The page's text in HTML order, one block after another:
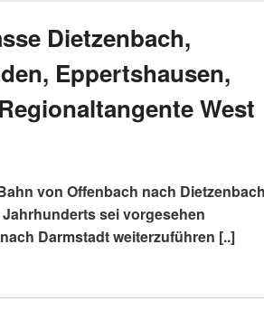
Dietzenbach,
Eppertshausen,
West
von Offenbach nach Dietzenbach
sei vorgesehen
Darmstadt weiterzuführen [..]